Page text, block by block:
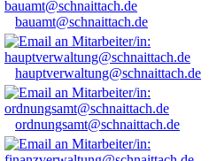
bauamt@schnaittach.de
hauptverwaltung@schnaittach.de
ordnungsamt@schnaittach.de